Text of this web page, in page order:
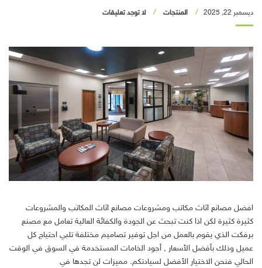
ديسمبر 22, 2025 المنتجات لا توجد تعليقات
افضل مصانع اثاث مكاتب ومشروعات مصانع اثاث المكاتب والمشروعات
كثيرة كثيرة لكن اذا كنت تبحث عن الجودة والكفائة العالية تعامل مع مصنع
برفكت الذي يقوم بالعمل من اجل توفير تصاميم مختلفة تلبي احتياج كل
عميل وذلك بأفضل الأسعار , أجود الخامات المستخدمة في السوق في الوقت
الحالي فنحن الاختيار الأفضل لسيادتكم. مميزات لن تجدها في